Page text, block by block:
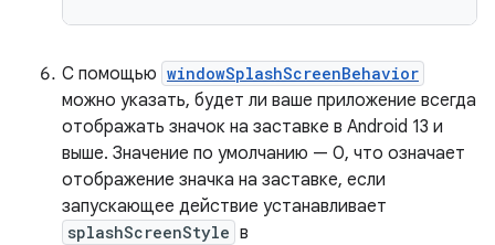
С помощью windowSplashScreenBehavior
можно указать, будет ли ваше приложение всегда
отображать значок на заставке в Android 13 и
выше. Значение по умолчанию — 0, что означает
отображение значка на заставке, если
запускающее действие устанавливает
splashScreenStyle в